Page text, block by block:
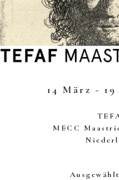
14 März - 19
MECC